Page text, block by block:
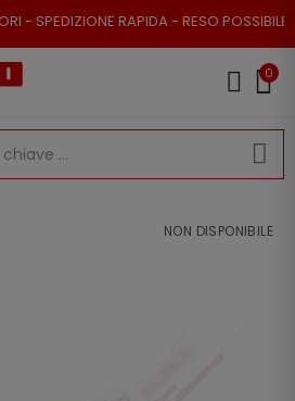
RAPIDA - RESO POSSIBILE
0
NON DISPONIBILE